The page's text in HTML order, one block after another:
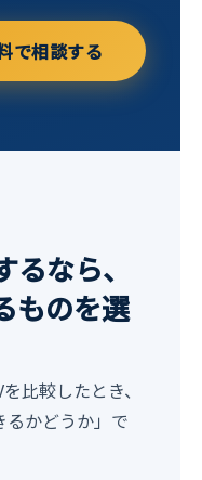
で相談する
なら、
ものを選
比較したとき、
るかどうか」で